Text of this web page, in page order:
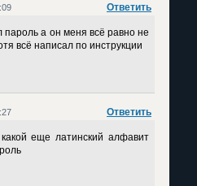
Ответить
пароль а он меня всё равно не
всё написал по инструкции
Ответить
еще латинский алфавит